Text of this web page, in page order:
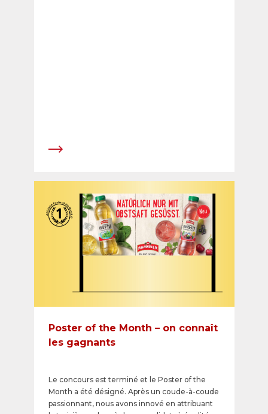
Poster of the Month – on connaît
les gagnants
Le concours est terminé et le Poster of the
Month a été désigné. Après un coude-à-coude
passionnant, nous avons innové en attribuant